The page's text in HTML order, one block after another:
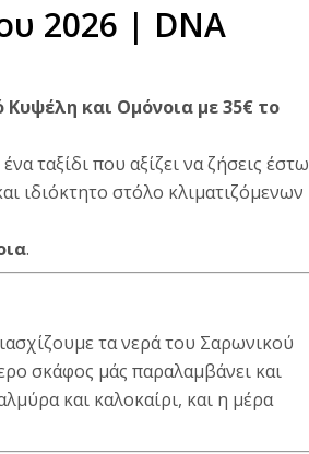
2026 | DNA
και Ομόνοια με 35€ το
ταξίδι που αξίζει να ζήσεις έστω
ιδιόκτητο στόλο κλιματιζόμενων
.
τα νερά του Σαρωνικού
σκάφος μάς παραλαμβάνει και
και καλοκαίρι, και η μέρα